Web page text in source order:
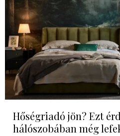
Hőségriadó jön? Ezt
hálószobában még